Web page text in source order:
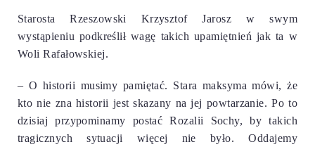
Starosta Rzeszowski Krzysztof Jarosz w swym
wystąpieniu podkreślił wagę takich upamiętnień jak ta w
Woli Rafałowskiej.
– O historii musimy pamiętać. Stara maksyma mówi, że
kto nie zna historii jest skazany na jej powtarzanie. Po to
dzisiaj przypominamy postać Rozalii Sochy, by takich
tragicznych sytuacji więcej nie było. Oddajemy